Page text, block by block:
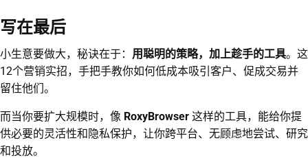
写在最后
小生意要做大，秘诀在于： 用聪明的策略，加上趁手的工具。这
12个营销实招，手把手教你如何低成本吸引客户、促成交易并
留住他们。
而当你要扩大规模时，像 RoxyBrowser 这样的工具，能给你提
供必要的灵活性和隐私保护，让你跨平台、无顾虑地尝试、研究
和投放。